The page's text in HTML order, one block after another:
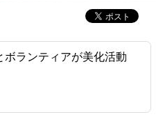
ボランティアが美化活動